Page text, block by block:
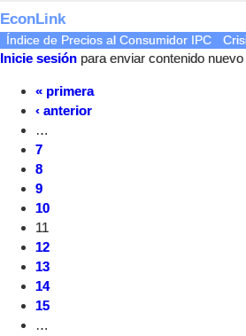
EconLink
Índice de Precios al Consumidor IPC
Inicie sesión para enviar contenido nuevo
« primera
‹ anterior
…
7
8
9
10
11
12
13
14
15
…